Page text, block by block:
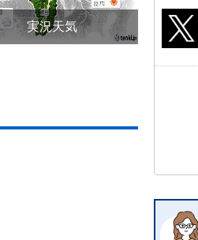
実況天気